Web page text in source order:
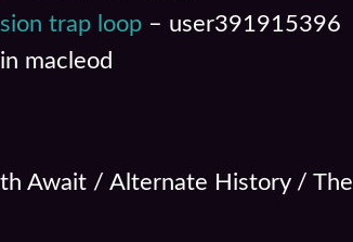
trap loop – user391915396
macleod
Await / Alternate History / The